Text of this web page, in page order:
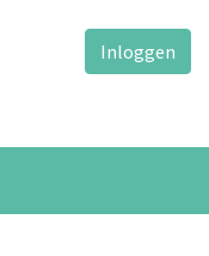
Inloggen